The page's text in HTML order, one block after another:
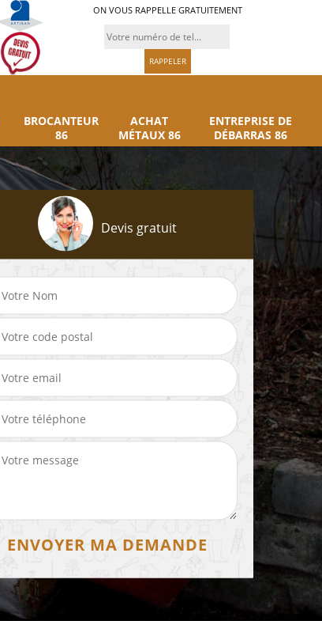
ON VOUS RAPPELLE GRATUITEMENT
BROCANTEUR
86
ACHAT
MÉTAUX 86
ENTREPRISE DE
DÉBARRAS 86
Brocanteur 86
Devis gratuit